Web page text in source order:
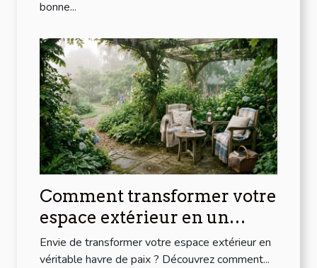
bonne...
Comment transformer votre
espace extérieur en un
havre de paix ?
Envie de transformer votre espace extérieur en
véritable havre de paix ? Découvrez comment...